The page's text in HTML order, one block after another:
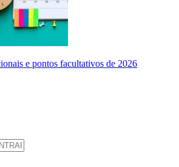
e pontos facultativos de 2026